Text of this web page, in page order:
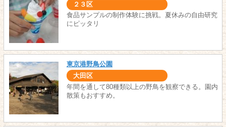
２３区
食品サンプルの制作体験に挑戦。夏休みの自由研究
にピッタリ
東京港野鳥公園
大田区
年間を通して80種類以上の野鳥を観察できる。園内
散策もおすすめ。